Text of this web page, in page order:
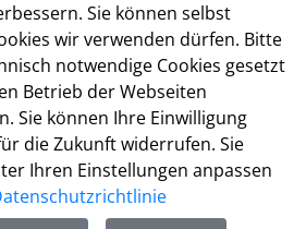
der Verwaltung
sind:
8.30 bis 15.30 Uhr
Uhr
Sie können selbst
wir verwenden dürfen. Bitte
notwendige Cookies gesetzt
Betrieb der Webseiten
Sie können Ihre Einwilligung
die Zukunft widerrufen. Sie
Ihren Einstellungen anpassen